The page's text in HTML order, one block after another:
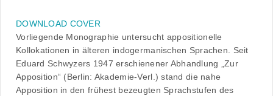
DOWNLOAD COVER
Vorliegende Monographie untersucht appositionelle
Kollokationen in älteren indogermanischen Sprachen. Seit
Eduard Schwyzers 1947 erschienener Abhandlung „Zur
Apposition“ (Berlin: Akademie-Verl.) stand die nahe
Apposition in den frühest bezeugten Sprachstufen des